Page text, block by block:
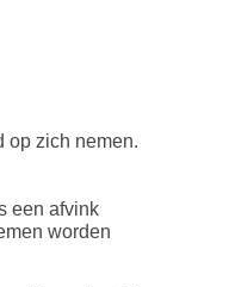
op zich nemen.
een afvink
worden